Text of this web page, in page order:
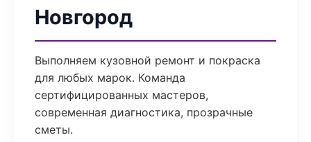
Новгород
Выполняем кузовной ремонт и покраска
для любых марок. Команда
сертифицированных мастеров,
современная диагностика, прозрачные
сметы.